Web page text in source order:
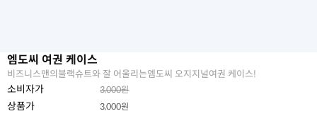
엠도씨 여권 케이스
비즈니스맨의블랙슈트와 잘 어울리는엠도씨 오지지널여권 케이스!
소비자가 3,000원
상품가 3,000원